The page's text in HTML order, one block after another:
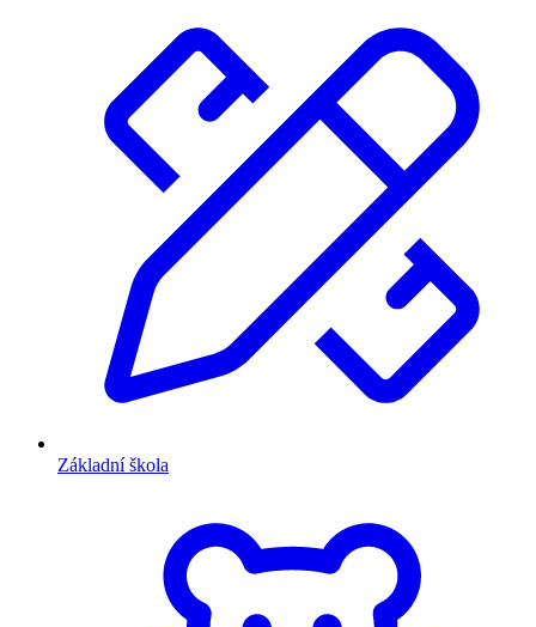
Základní škola